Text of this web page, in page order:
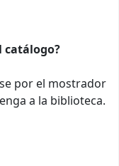
catálogo?
por el mostrador
a la biblioteca.